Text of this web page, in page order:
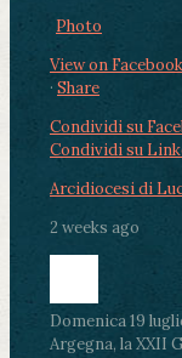
Photo
View on Facebook
· Share
Condividi su
Condividi su
Arcidiocesi di
2 weeks ago
Domenica 19
Argegna, la XXII